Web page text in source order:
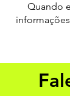
Quando